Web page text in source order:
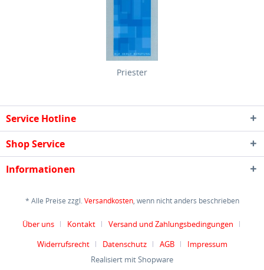
Priester
Service Hotline
Shop Service
Informationen
* Alle Preise zzgl.Versandkosten, wenn nicht anders beschrieben
Über uns Kontakt
Versand und Zahlungsbedingungen
Widerrufsrecht
Datenschutz AGB
Impressum
Realisiert mit Shopware